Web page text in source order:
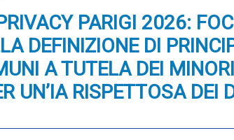
PARIGI 2026:
DEFINIZIONE DI
A TUTELA DEI
UN’IA RISPETTOSA DEI